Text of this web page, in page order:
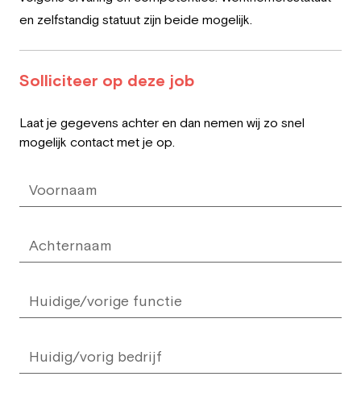
en zelfstandig statuut zijn beide mogelijk.
Solliciteer op deze job
field
Laat je gegevens achter en dan nemen wij zo snel
mogelijk contact met je op.